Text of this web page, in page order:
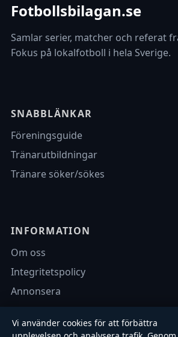
Fotbollsbilagan.se
Samlar serier, matcher och referat
Fokus på lokalfotboll i hela Sverige.
SNABBLÄNKAR
Föreningsguide
Tränarutbildningar
Tränare söker/sökes
INFORMATION
Om oss
Integritetspolicy
Annonsera
Vi använder cookies för att förbättra